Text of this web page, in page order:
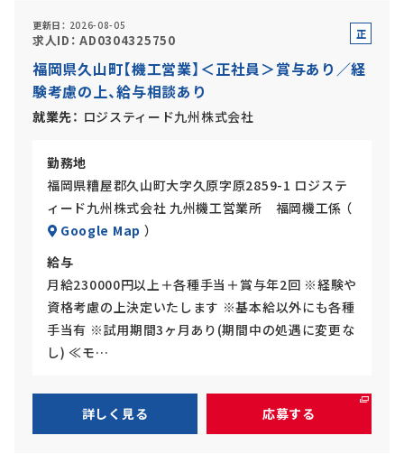
更新日 2026-08-05
求人ID AD0304325750
正
員
福岡県久山町【機工営業】＜正社員＞賞与あり／経
験考慮の上、給与相談あり
就業先 ロジスティード九州株式会社
勤務地
福岡県糟屋郡久山町大字久原字原2859-1 ロジステ
ィード九州株式会社 九州機工営業所 福岡機工係 （
Google Map ）
給与
月給230000円以上＋各種手当＋賞与年2回 ※経験や
資格考慮の上決定いたします ※基本給以外にも各種
手当有 ※試用期間3ヶ月あり(期間中の処遇に変更な
し) ≪モ…
詳しく見る 応募する